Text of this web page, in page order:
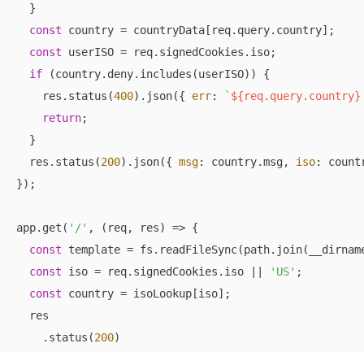
  }
const country = countryData[req.query.country];
const userISO = req.signedCookies.iso;
if (country.deny.includes(userISO)) {
    res.status(
400).json({ err: ` ${req.query.country}
return;
  }
  res.status(
200).json({ msg: country.msg, iso:
});
app.get( '/' , ( req, res) => {
const template =
const iso = req.signedCookies.iso || 'US' ;
const country = isoLookup[iso];
  res
    .status(
200)